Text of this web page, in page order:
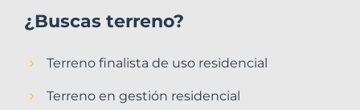
¿Buscas terreno?
Terreno finalista de uso residencial
Terreno en gestión residencial